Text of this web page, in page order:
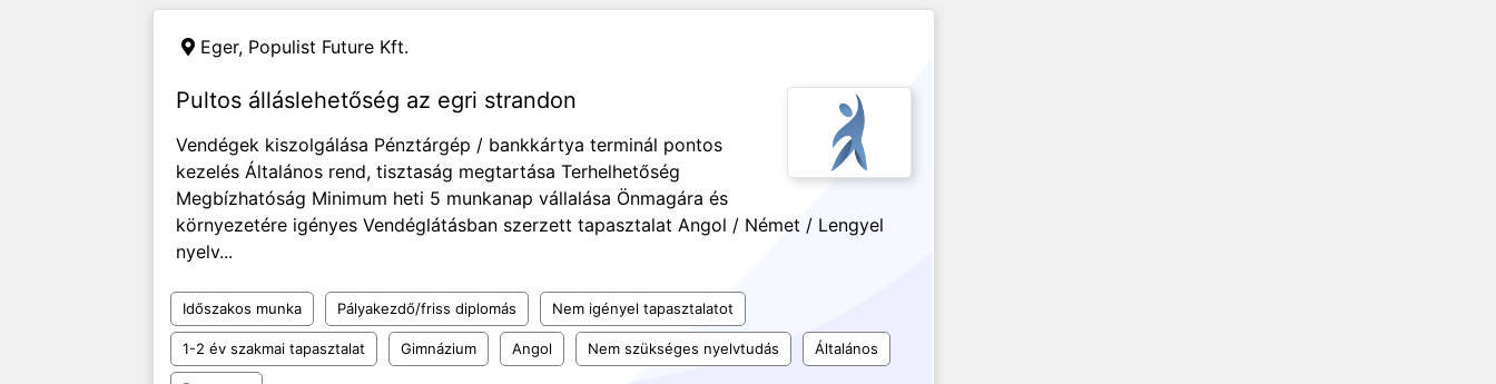
Eger, Populist Future Kft.
Pultos álláslehetőség az egri strandon
Vendégek kiszolgálása Pénztárgép / bankkártya terminál pontos
kezelés Általános rend, tisztaság megtartása Terhelhetőség
Megbízhatóság Minimum heti 5 munkanap vállalása Önmagára és
környezetére igényes Vendéglátásban szerzett tapasztalat Angol / Német / Lengyel
nyelv...
Időszakos munka Pályakezdő/friss diplomás Nem igényel tapasztalatot
1-2 év szakmai tapasztalat Gimnázium Angol Nem szükséges nyelvtudás Általános